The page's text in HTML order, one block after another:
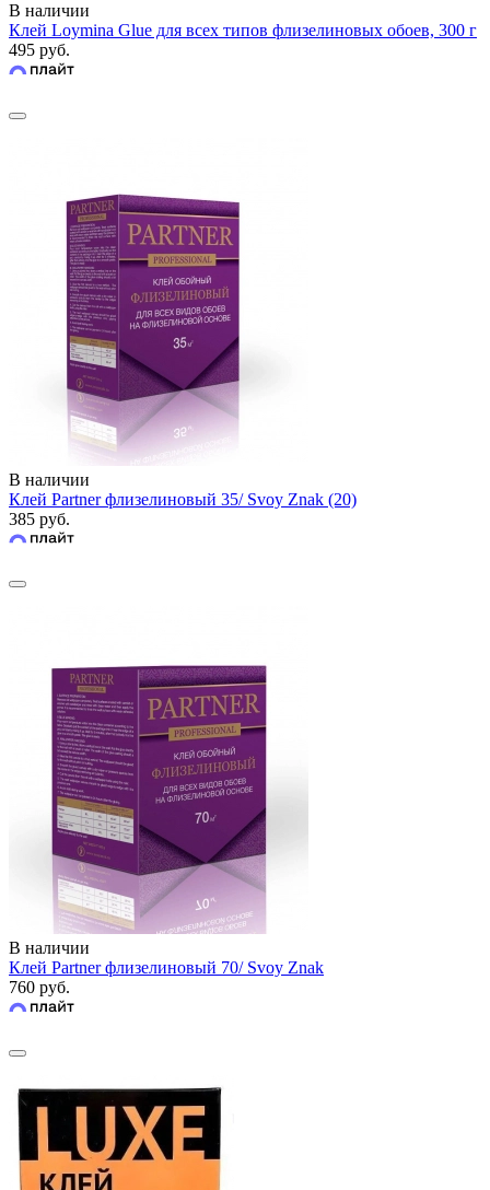
В наличии
Клей Loymina Glue для всех типов флизелиновых обоев, 300 г
495 руб.
В наличии
Клей Partner флизелиновый 35/ Svoy Znak (20)
385 руб.
В наличии
Клей Partner флизелиновый 70/ Svoy Znak
760 руб.